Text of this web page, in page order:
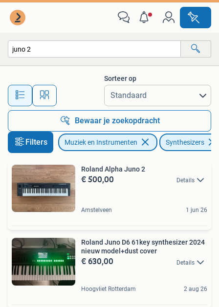
Alle afstanden…
Sorteer op
Bewaar je zoekopdracht
Filters Muziek en Instrumenten Synthesizers
Roland Alpha Juno 2
€ 500,00 Details
Amstelveen 1 jun 26
Roland Juno D6 61key synthesizer 2024
nieuw model+dust cover
€ 630,00 Details
Hoogvliet Rotterdam 2 aug 26